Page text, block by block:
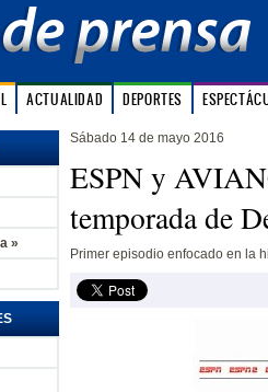
ACTUALIDAD DEPORTES
»
Sábado 14 de mayo 2016
ESPN y
temporada de
Primer episodio enfocado en la